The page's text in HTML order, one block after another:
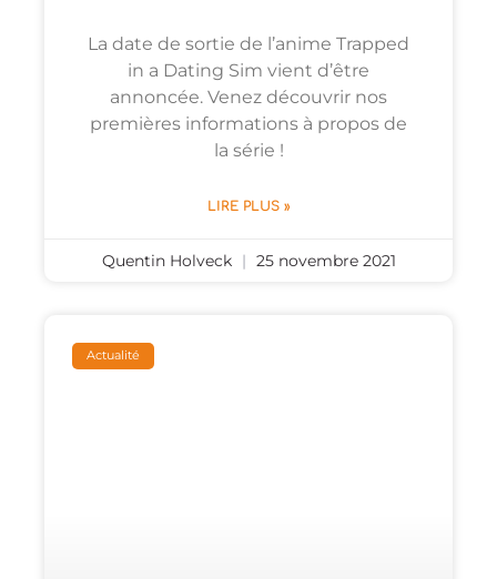
La date de sortie de l’anime Trapped
in a Dating Sim vient d’être
annoncée. Venez découvrir nos
premières informations à propos de
la série !
LIRE PLUS »
Quentin Holveck 25 novembre 2021
Actualité